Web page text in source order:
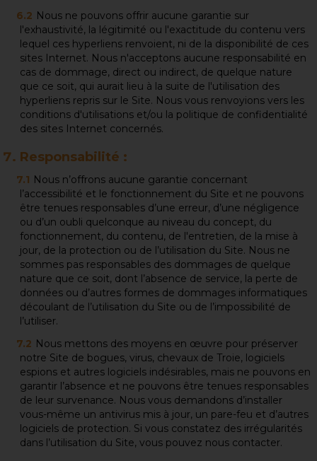
Nous ne pouvons offrir aucune garantie sur
l'exhaustivité, la légitimité ou l'exactitude du contenu vers
lequel ces hyperliens renvoient, ni de la disponibilité de ces
sites Internet. Nous n'acceptons aucune responsabilité en
cas de dommage, direct ou indirect, de quelque nature
que ce soit, qui aurait lieu à la suite de l'utilisation des
hyperliens repris sur le Site. Nous vous renvoyions vers les
conditions d'utilisations et/ou la politique de confidentialité
des sites Internet concernés.
Responsabilité :
Nous n’offrons aucune garantie concernant
l’accessibilité et le fonctionnement du Site et ne pouvons
être tenues responsables d’une erreur, d’une négligence
ou d’un oubli quelconque au niveau du concept, du
fonctionnement, du contenu, de l'entretien, de la mise à
jour, de la protection ou de l’utilisation du Site. Nous ne
sommes pas responsables des dommages de quelque
nature que ce soit, dont l’absence de service, la perte de
données ou d’autres formes de dommages informatiques
découlant de l’utilisation du Site ou de l’impossibilité de
l’utiliser.
Nous mettons des moyens en œuvre pour préserver
notre Site de bogues, virus, chevaux de Troie, logiciels
espions et autres logiciels indésirables, mais ne pouvons en
garantir l’absence et ne pouvons être tenues responsables
de leur survenance. Nous vous demandons d’installer
vous-même un antivirus mis à jour, un pare-feu et d’autres
logiciels de protection. Si vous constatez des irrégularités
dans l’utilisation du Site, vous pouvez nous contacter.